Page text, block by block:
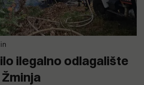
ilegalno odlagalište